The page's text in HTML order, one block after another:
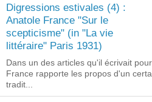
Digressions estivales (4) :
Anatole France "Sur le
scepticisme" (in "La vie
littéraire" Paris 1931)
Dans un des articles qu'il écrivait
France rapporte les propos d'un
tradit...